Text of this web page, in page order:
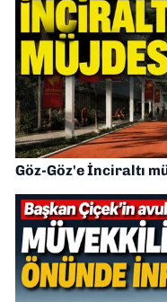
Göz-Göz'e İnciraltı